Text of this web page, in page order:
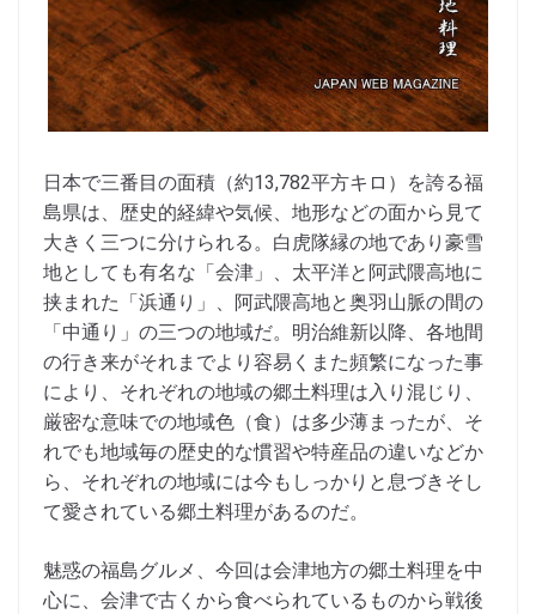
日本で三番目の面積（約13,782平方キロ）を誇る福
島県は、歴史的経緯や気候、地形などの面から見て
大きく三つに分けられる。白虎隊縁の地であり豪雪
地としても有名な「会津」、太平洋と阿武隈高地に
挟まれた「浜通り」、阿武隈高地と奥羽山脈の間の
「中通り」の三つの地域だ。明治維新以降、各地間
の行き来がそれまでより容易くまた頻繁になった事
により、それぞれの地域の郷土料理は入り混じり、
厳密な意味での地域色（食）は多少薄まったが、そ
れでも地域毎の歴史的な慣習や特産品の違いなどか
ら、それぞれの地域には今もしっかりと息づきそし
て愛されている郷土料理があるのだ。
魅惑の福島グルメ、今回は会津地方の郷土料理を中
心に、会津で古くから食べられているものから戦後